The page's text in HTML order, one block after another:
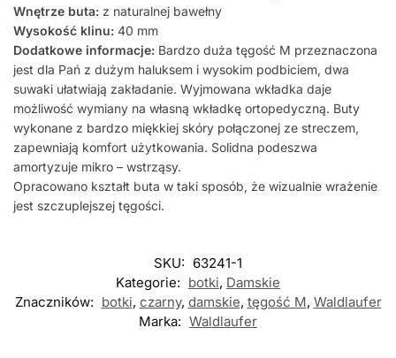
Wnętrze buta: z naturalnej bawełny
Wysokość klinu: 40 mm
Dodatkowe informacje: Bardzo duża tęgość M przeznaczona
jest dla Pań z dużym haluksem i wysokim podbiciem, dwa
suwaki ułatwiają zakładanie. Wyjmowana wkładka daje
możliwość wymiany na własną wkładkę ortopedyczną. Buty
wykonane z bardzo miękkiej skóry połączonej ze streczem,
zapewniają komfort użytkowania. Solidna podeszwa
amortyzuje mikro – wstrząsy.
Opracowano kształt buta w taki sposób, że wizualnie wrażenie
jest szczuplejszej tęgości.
SKU: 63241-1
Kategorie: botki, Damskie
Znaczników: botki, czarny, damskie, tęgość M, Waldlaufer
Marka: Waldlaufer